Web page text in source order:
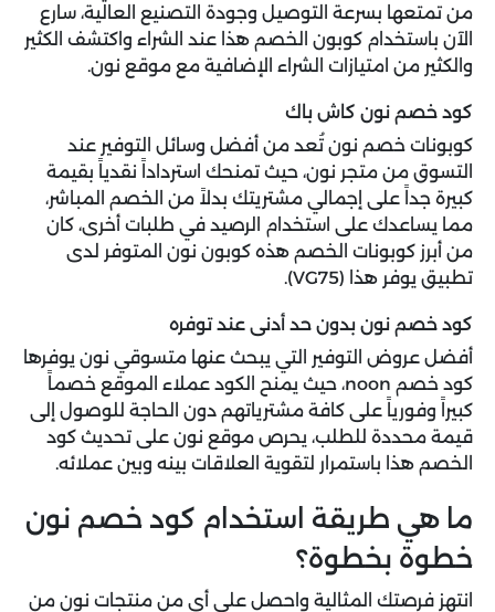
من تمتعها بسرعة التوصيل وجودة التصنيع العالية، سارع
الآن باستخدام كوبون الخصم هذا عند الشراء واكتشف الكثير
والكثير من امتيازات الشراء الإضافية مع موقع نون.
كود خصم نون كاش باك
كوبونات خصم نون تُعد من أفضل وسائل التوفير عند
التسوق من متجر نون، حيث تمنحك استرداداً نقدياً بقيمة
كبيرة جداً على إجمالي مشتريتك بدلاً من الخصم المباشر،
مما يساعدك على استخدام الرصيد في طلبات أخرى، كان
من أبرز كوبونات الخصم هذه كوبون نون المتوفر لدى
تطبيق يوفر هذا (VG75).
كود خصم نون بدون حد أدنى عند توفره
أفضل عروض التوفير التي يبحث عنها متسوقي نون يوفرها
كود خصم noon، حيث يمنح الكود عملاء الموقع خصماً
كبيراً وفورياً على كافة مشترياتهم دون الحاجة للوصول إلى
قيمة محددة للطلب، يحرص موقع نون على تحديث كود
الخصم هذا باستمرار لتقوية العلاقات بينه وبين عملائه.
ما هي طريقة استخدام كود خصم نون
خطوة بخطوة؟
انتهز فرصتك المثالية واحصل على أي من منتجات نون من